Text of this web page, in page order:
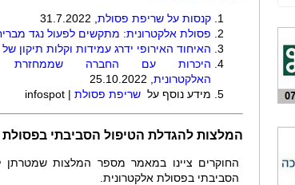
קנסות על שריפת פסולת
פסולת אלקטרונית: מתקשים לפעול נגד
האיחוד האירופי ידרג עמידות וקלות תיקון
היכרות עם החברה
האלקטרונית
מידע נוסף על שריפת פסולת |
infospot
המלצות להגדלת הטיפול הסביבתי בפסולת
החוקרים ציינו במאמר מספר המלצות שמטרתן
הסביבתי בפסולת אלקטרונית.